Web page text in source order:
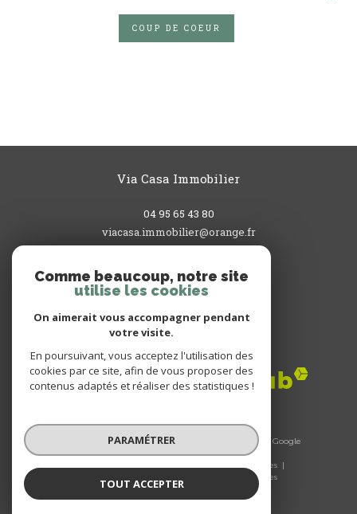
COUP DE COEUR
Via Casa Immobilier
04 95 65 43 80
viacasa.immobilier@orange.fr
3, rue du Commandant L'Herminier
bastia
© 2026 | Tous droits réservés | Traduction powered by Google
|
Mentions légales
Cookies
Comme beaucoup, notre site
utilise les cookies
On aimerait vous accompagner pendant
votre visite.
En poursuivant, vous acceptez l'utilisation des
cookies par ce site, afin de vous proposer des
contenus adaptés et réaliser des statistiques !
PARAMÉTRER
TOUT ACCEPTER